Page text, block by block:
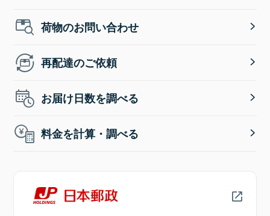
荷物のお問い合わせ
再配達のご依頼
お届け日数を調べる
料金を計算・調べる